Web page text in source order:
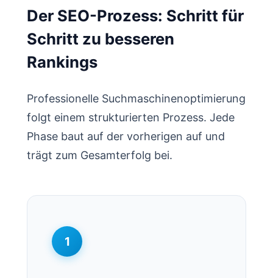
Der SEO-Prozess: Schritt für
Schritt zu besseren
Rankings
Professionelle Suchmaschinenoptimierung
folgt einem strukturierten Prozess. Jede
Phase baut auf der vorherigen auf und
trägt zum Gesamterfolg bei.
1